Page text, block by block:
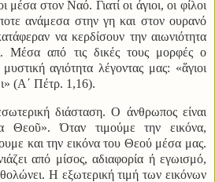
μέσα στον Ναό. Γιατί οι άγιοι, οι φίλοι
ανάμεσα στην γη και στον ουρανό
να κερδίσουν την αιωνιότητα
Μέσα από τις δικές τους μορφές ο
αγιότητα λέγοντας μας: «ἅγιοι
(Α΄ Πέτρ. 1,16).
διάσταση. Ο άνθρωπος είναι
Θεοῦ». Όταν τιμούμε την εικόνα,
και την εικόνα του Θεού μέσα μας.
από μίσος, αδιαφορία ή εγωισμό,
Η εξωτερική τιμή των εικόνων